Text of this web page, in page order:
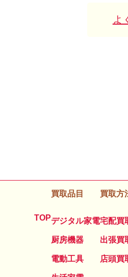
よ
TOP
買取品目
デジタル家電
厨房機器
電動工具
買取方
宅配買
出張買
店頭買